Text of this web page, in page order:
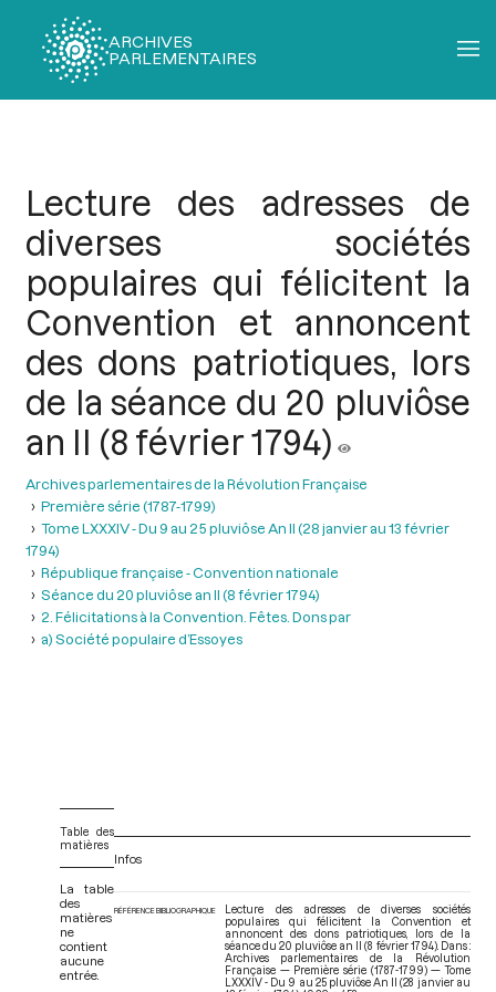
ARCHIVES
PARLEMENTAIRES
Lecture des adresses de
diverses sociétés
populaires qui félicitent la
Convention et annoncent
des dons patriotiques, lors
de la séance du 20 pluviôse
an II (8 février 1794)
Archives parlementaires de la Révolution Française
Première série (1787-1799)
Tome LXXXIV - Du 9 au 25 pluviôse An II (28 janvier au 13 février
1794)
République française - Convention nationale
Séance du 20 pluviôse an II (8 février 1794)
2. Félicitations à la Convention. Fêtes. Dons par
a) Société populaire d’Essoyes
Table des
matières
La table
des
matières
ne
contient
aucune
entrée.
Infos
RÉFÉRENCE BIBLIOGRAPHIQUE
Lecture des adresses de diverses sociétés
populaires qui félicitent la Convention et
annoncent des dons patriotiques, lors de la
séance du 20 pluviôse an II (8 février 1794). Dans :
Archives parlementaires de la Révolution
Française — Première série (1787-1799) — Tome
LXXXIV - Du 9 au 25 pluviôse An II (28 janvier au